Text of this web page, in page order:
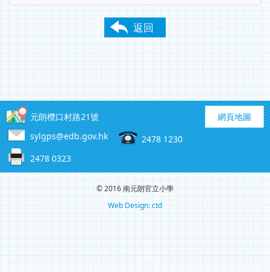
返回
網頁地圖
元朗欖口村路21號
sylgps@edb.gov.hk
2478 1230
2478 0323
© 2016 南元朗官立小學
Web Design: ctd